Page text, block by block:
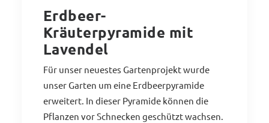
Erdbeer-
Kräuterpyramide mit
Lavendel
Für unser neuestes Gartenprojekt wurde
unser Garten um eine Erdbeerpyramide
erweitert. In dieser Pyramide können die
Pflanzen vor Schnecken geschützt wachsen.